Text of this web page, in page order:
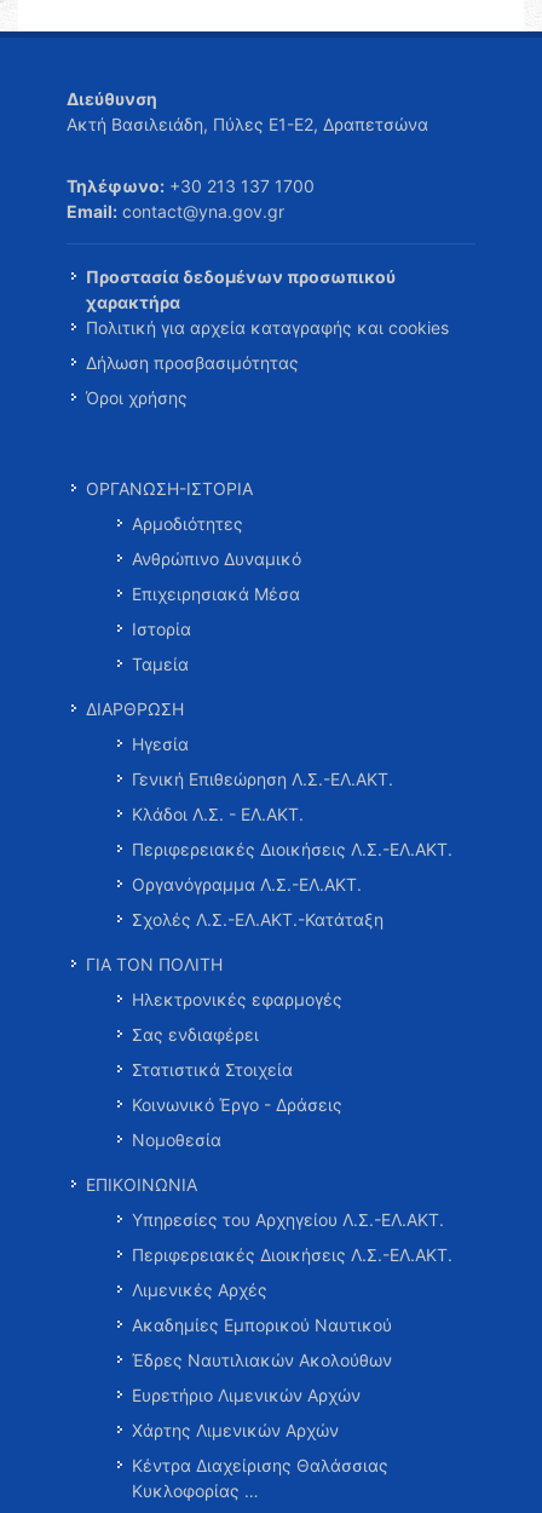
Διεύθυνση
Ακτή Βασιλειάδη, Πύλες Ε1-Ε2, Δραπετσώνα
Τηλέφωνο: +30 213 137 1700
Email: contact@yna.gov.gr
Προστασία δεδομένων προσωπικού
χαρακτήρα
Πολιτική για αρχεία καταγραφής και cookies
Δήλωση προσβασιμότητας
Όροι χρήσης
ΟΡΓΑΝΩΣΗ-ΙΣΤΟΡΙΑ
Αρμοδιότητες
Ανθρώπινο Δυναμικό
Επιχειρησιακά Μέσα
Ιστορία
Ταμεία
ΔΙΑΡΘΡΩΣΗ
Ηγεσία
Γενική Επιθεώρηση Λ.Σ.-ΕΛ.ΑΚΤ.
Κλάδοι Λ.Σ. - ΕΛ.ΑΚΤ.
Περιφερειακές Διοικήσεις Λ.Σ.-ΕΛ.ΑΚΤ.
Οργανόγραμμα Λ.Σ.-ΕΛ.ΑΚΤ.
Σχολές Λ.Σ.-ΕΛ.ΑΚΤ.-Κατάταξη
ΓΙΑ ΤΟΝ ΠΟΛΙΤΗ
Ηλεκτρονικές εφαρμογές
Σας ενδιαφέρει
Στατιστικά Στοιχεία
Κοινωνικό Έργο - Δράσεις
Νομοθεσία
ΕΠΙΚΟΙΝΩΝΙΑ
Υπηρεσίες του Αρχηγείου Λ.Σ.-ΕΛ.ΑΚΤ.
Περιφερειακές Διοικήσεις Λ.Σ.-ΕΛ.ΑΚΤ.
Λιμενικές Αρχές
Ακαδημίες Εμπορικού Ναυτικού
Έδρες Ναυτιλιακών Ακολούθων
Ευρετήριο Λιμενικών Αρχών
Χάρτης Λιμενικών Αρχών
Κέντρα Διαχείρισης Θαλάσσιας
Κυκλοφορίας …